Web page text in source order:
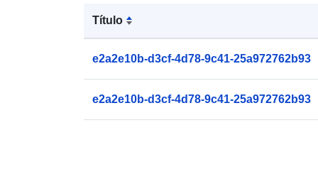
Título
e2a2e10b-d3cf-4d78-9c41-25a972762b93
e2a2e10b-d3cf-4d78-9c41-25a972762b93